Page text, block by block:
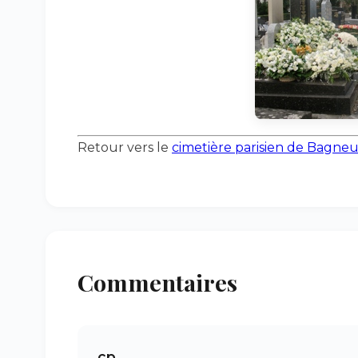
Retour vers le cimetière parisien de
Commentaires